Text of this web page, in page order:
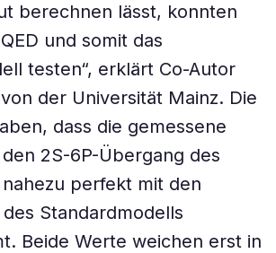
berechnen lässt, konnten
und somit das
testen“, erklärt Co-Autor
der Universität Mainz. Die
dass die gemessene
2S-6P-Übergang des
perfekt mit den
Standardmodells
Beide Werte weichen erst in